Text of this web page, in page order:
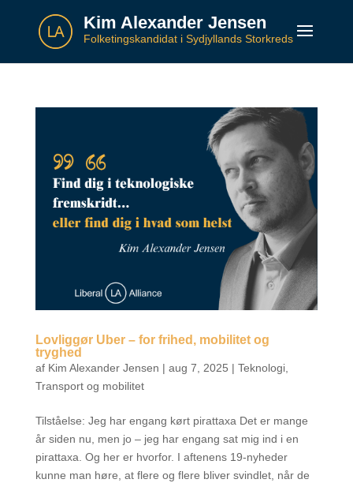
Kim Alexander Jensen
Folketingskandidat i Sydjyllands Storkreds
Lovliggør Uber – for frihed, mobilitet og
tryghed
af Kim Alexander Jensen | aug 7, 2025 | Teknologi,
Transport og mobilitet
Tilståelse: Jeg har engang kørt pirattaxa Det er mange
år siden nu, men jo – jeg har engang sat mig ind i en
pirattaxa. Og her er hvorfor. I aftenens 19-nyheder
kunne man høre, at flere og flere bliver svindlet, når de